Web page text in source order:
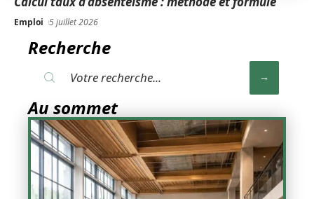
Emploi 5 juillet 2026
Recherche
Au sommet